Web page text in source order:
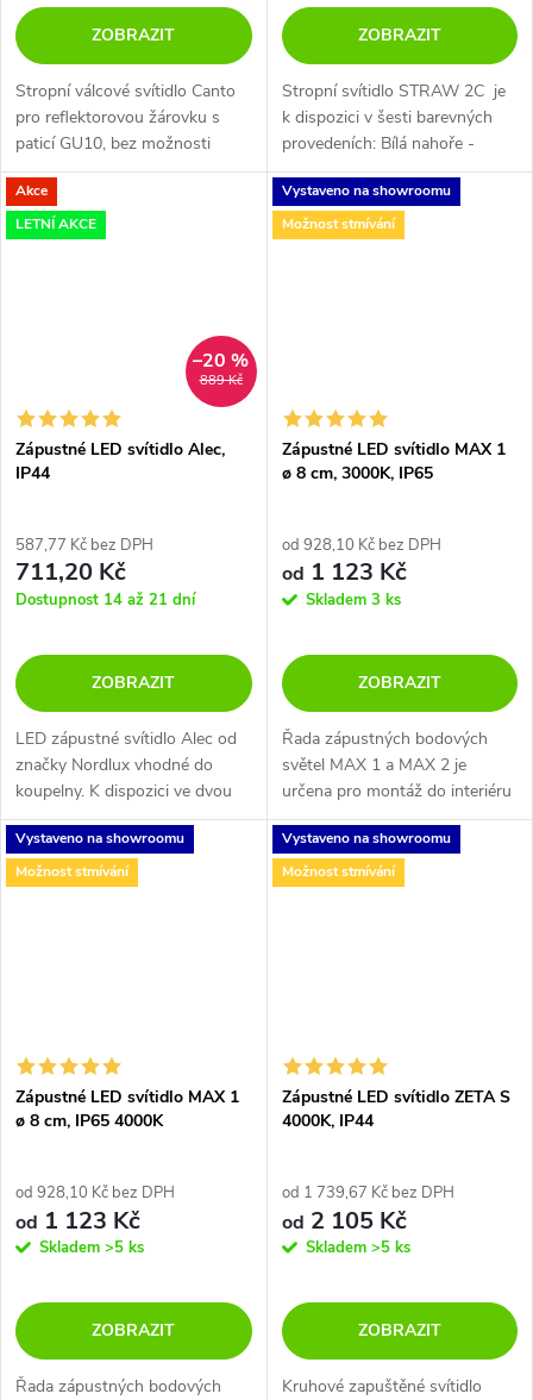
ZOBRAZIT
Stropní válcové svítidlo Canto
pro reflektorovou žárovku s
paticí GU10, bez možnosti
naklopení. Svítidlo je k dispozici
ve dvou barevných
provedeních v bílo a černo
ZOBRAZIT
Stropní svítidlo STRAW 2C je
k dispozici v šesti barevných
provedeních: Bílá nahoře -
černá dole Černá nahoře - bílá
dole Černá nahoře - zlatá dole
Zlatá nahoře -...
Akce
LETNÍ AKCE
889 Kč
–20 %
Zápustné LED svítidlo Alec,
IP44
587,77 Kč bez DPH
711,20 Kč
Dostupnost 14 až 21 dní
ZOBRAZIT
LED zápustné svítidlo Alec od
značky Nordlux vhodné do
koupelny. K dispozici ve dvou
barevných variantách - bílá a
černá
Vystaveno na showroomu
Možnost stmívání
Zápustné LED svítidlo MAX 1
ø 8 cm, 3000K, IP65
od 928,10 Kč bez DPH
od 1 123 Kč
Skladem 3 ks
ZOBRAZIT
Řada zápustných bodových
světel MAX 1 a MAX 2 je
určena pro montáž do interiéru
i exteriéru s krytím IP65.
Světelný zdroj - LED COB.
Svítidlo je dostupné ve dvou
Vystaveno na showroomu
Možnost stmívání
Zápustné LED svítidlo MAX 1
ø 8 cm, IP65 4000K
od 928,10 Kč bez DPH
od 1 123 Kč
Skladem >5 ks
ZOBRAZIT
Řada zápustných bodových
Vystaveno na showroomu
Možnost stmívání
Zápustné LED svítidlo ZETA S
4000K, IP44
od 1 739,67 Kč bez DPH
od 2 105 Kč
Skladem >5 ks
ZOBRAZIT
Kruhové zapuštěné svítidlo